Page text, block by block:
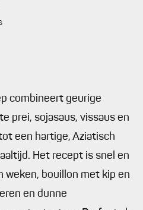
combineert geurige
prei, sojasaus, vissaus en
een hartige, Aziatisch
Het recept is snel en
weken, bouillon met kip en
en dunne